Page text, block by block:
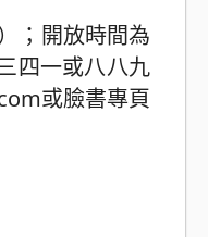
；開放時間為
四一或八八九
或臉書專頁